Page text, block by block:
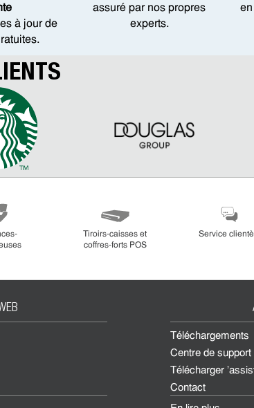
à jour de
assuré par nos propres
experts.
en
Tiroirs-caisses et
coffres-forts POS
Service
Téléchargements
Centre de
Télécharger
Contact